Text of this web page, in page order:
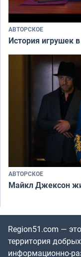
АВТОРСКОЕ
История игрушек
АВТОРСКОЕ
Майкл Джексон
Region51.com —
территория
информационно-